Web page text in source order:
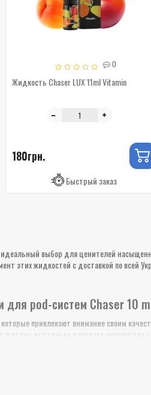
0
Жидкость Chaser LUX 11ml Vitamin
180грн.
Быстрый заказ
выбор для ценителей
этих жидкостей с доставкой по всей
для pod-систем Chaser 10
привлекают внимание своим
тех, кто только начинает
mg обеспечивает мягкую подачу